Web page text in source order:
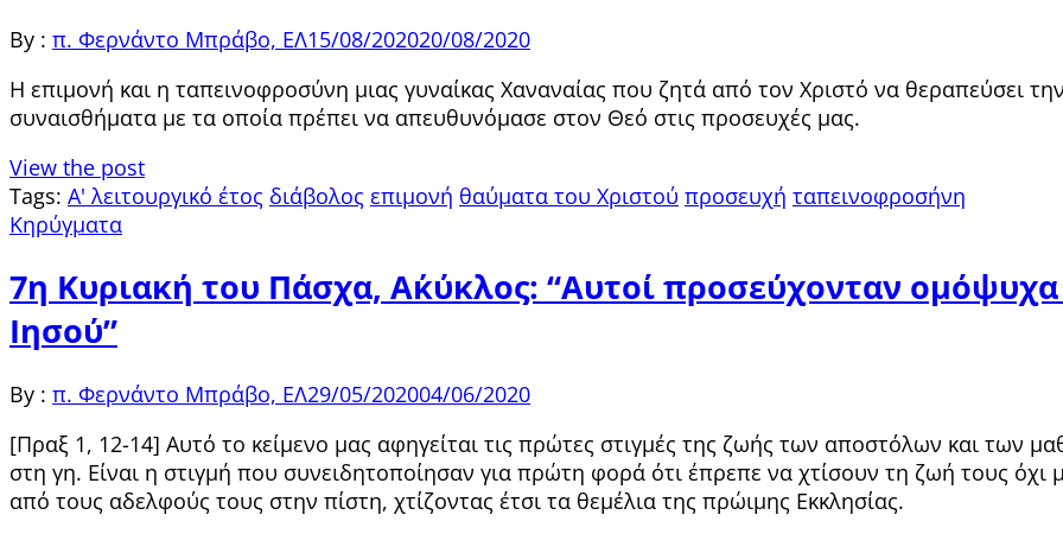
By : π. Φερνάντο Μπράβο, ΕΛ15/08/202020/08/2020
Η επιμονή και η ταπεινοφροσύνη μιας γυναίκας Χαναναίας που ζητά από τον Χριστό να θεραπεύσει
συναισθήματα με τα οποία πρέπει να απευθυνόμασε στον Θεό στις προσευχές μας.
View the post
Tags: Α' λειτουργικό έτος διάβολος επιμονή θαύματα του Χριστού προσευχή ταπεινοφροσήνη
Κηρύγματα
7η Κυριακή του Πάσχα, Α΄κύκλος: “Αυτοί προσεύχονταν
Ιησού”
By : π. Φερνάντο Μπράβο, ΕΛ29/05/202004/06/2020
[Πραξ 1, 12-14] Αυτό το κείμενο μας αφηγείται τις πρώτες στιγμές της ζωής των αποστόλων και των
στη γη. Είναι η στιγμή που συνειδητοποίησαν για πρώτη φορά ότι έπρεπε να χτίσουν τη ζωή τους
από τους αδελφούς τους στην πίστη, χτίζοντας έτσι τα θεμέλια της πρώιμης Εκκλησίας.